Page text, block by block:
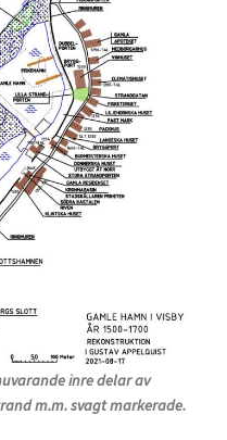
inre delar av
m.m. svagt markerade.